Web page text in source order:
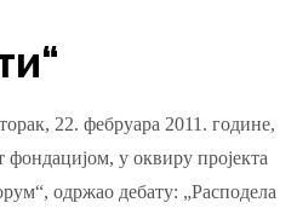
22. фебруара 2011. године,
у оквиру пројекта
одржао дебату: „Расподела